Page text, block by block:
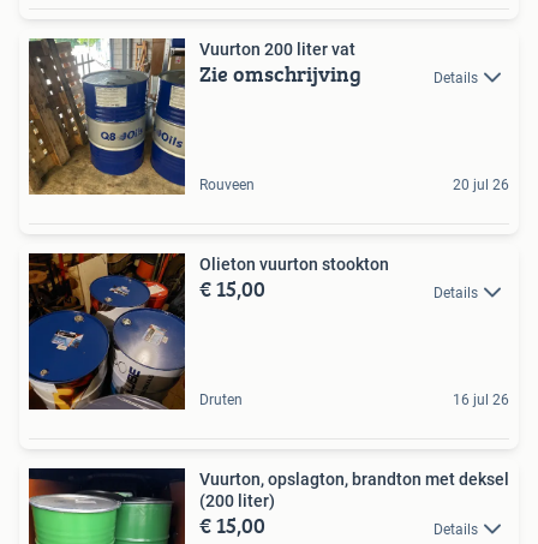
Vuurton 200 liter vat
Zie omschrijving Details
Rouveen 20 jul 26
Olieton vuurton stookton
€ 15,00 Details
Druten 16 jul 26
Vuurton, opslagton, brandton met deksel
(200 liter)
€ 15,00 Details